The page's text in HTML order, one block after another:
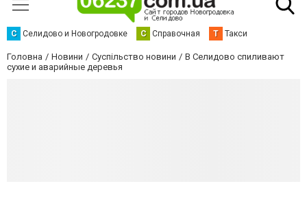
С Селидово и Новогродовке С Справочная Т Такси
Головна Новини Суспільство новини
В Селидово спиливают
сухие и аварийные деревья